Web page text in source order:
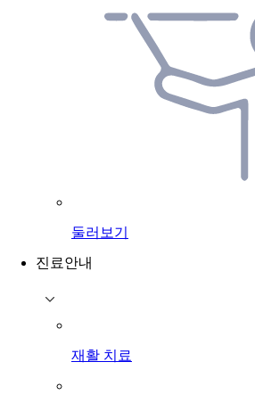
둘러보기
진료안내
재활 치료